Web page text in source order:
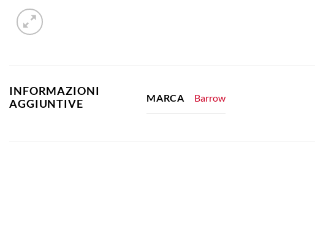
INFORMAZIONI
AGGIUNTIVE
MARCA Barrow